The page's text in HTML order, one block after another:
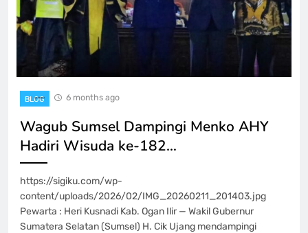
BLOG 6 months ago
Wagub Sumsel Dampingi Menko AHY
Hadiri Wisuda ke-182…
https://sigiku.com/wp-
content/uploads/2026/02/IMG_20260211_201403.jpg
Pewarta : Heri Kusnadi Kab. Ogan Ilir — Wakil Gubernur
Sumatera Selatan (Sumsel) H. Cik Ujang mendampingi